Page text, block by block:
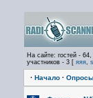
На сайте: гостей - 64,
участников - 3 [ яяя,
· Начало · Опросы